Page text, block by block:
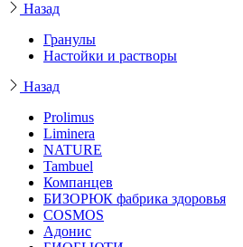
Назад
Гранулы
Настойки и растворы
Назад
Prolimus
Liminera
NATURE
Tambuel
Компанцев
БИЗОРЮК фабрика здоровья
COSMOS
Адонис